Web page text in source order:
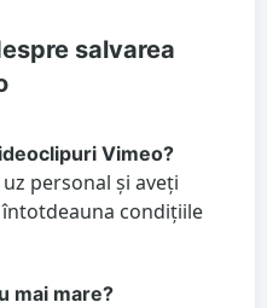
salvarea
Vimeo?
personal și aveți
condițiile
mai mare?